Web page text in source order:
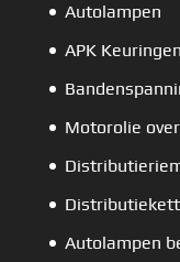
Autolampen
APK Keuringen
Motorolie
Autolampen